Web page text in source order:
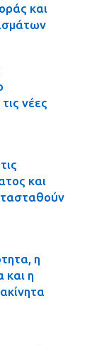
και
νέες
και
η
και η